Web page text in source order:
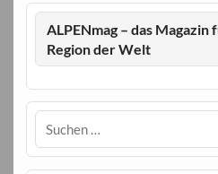
ALPENmag – das Magazin
Region der Welt